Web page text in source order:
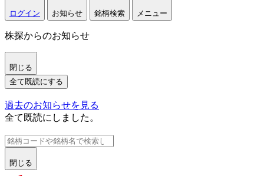
ログイン お知らせ 銘柄検索 メニュー
株探からのお知らせ
閉じる
全て既読にする
過去のお知らせを見る
全て既読にしました。
閉じる